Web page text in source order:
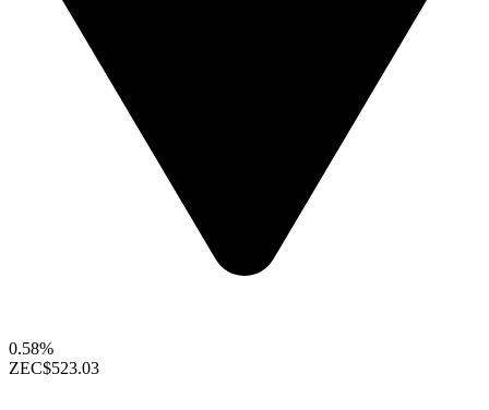
0.58%
ZEC$523.03